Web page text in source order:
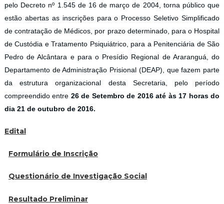
pelo Decreto nº 1.545 de 16 de março de 2004, torna público que
estão abertas as inscrições para o Processo Seletivo Simplificado
de contratação de Médicos, por prazo determinado, para o Hospital
de Custódia e Tratamento Psiquiátrico, para a Penitenciária de São
Pedro de Alcântara e para o Presídio Regional de Araranguá, do
Departamento de Administração Prisional (DEAP), que fazem parte
da estrutura organizacional desta Secretaria, pelo período
compreendido entre 26 de Setembro de 2016 até às 17 horas do
dia 21 de outubro de 2016.
Edital
Formulário de Inscrição
Questionário de Investigação Social
Resultado Preliminar